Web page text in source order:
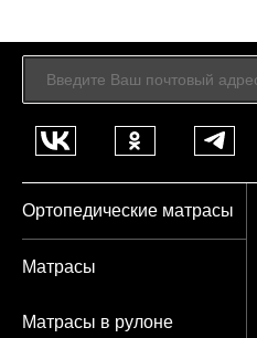
Ортопедические матрасы
Матрасы
Матрасы в рулоне